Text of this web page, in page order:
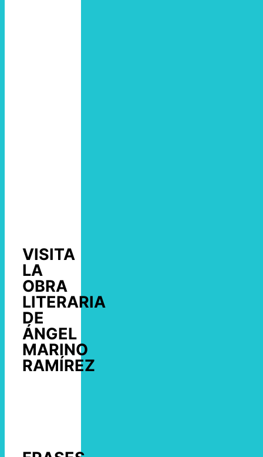
VISITA
LA
OBRA
LITERARIA
DE
ÁNGEL
MARINO
RAMÍREZ